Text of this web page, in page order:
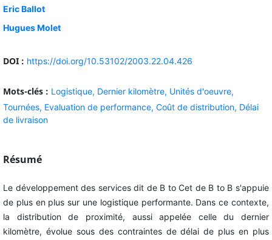
Eric Ballot
Hugues Molet
DOI : https://doi.org/10.53102/2003.22.04.426
Mots-clés : Logistique, Dernier kilomètre, Unités d'oeuvre,
Tournées, Evaluation de performance, Coût de distribution, Délai
de livraison
Résumé
Le développement des services dit de B to Cet de B to B s'appuie
de plus en plus sur une logistique performante. Dans ce contexte,
la distribution de proximité, aussi appelée celle du dernier
kilomètre, évolue sous des contraintes de délai de plus en plus